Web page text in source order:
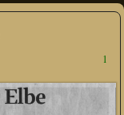
1